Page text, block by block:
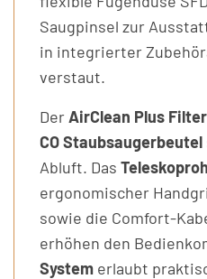
Saugpinsel zur
in integrierter
verstaut.
Der AirClean Plus Filter
CO Staubsaugerbeutel
Abluft. Das
ergonomischer
sowie die Comfort-
erhöhen den
System erlaubt